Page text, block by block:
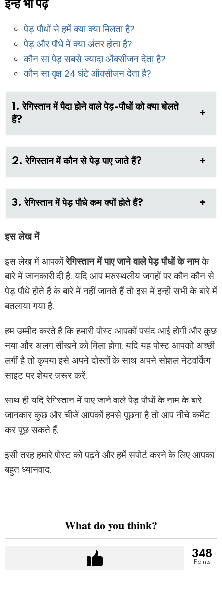
इन्हें भी पढ़े
पेड़ पौधों से हमें क्या क्या मिलता है?
पेड़ और पौधे में क्या अंतर होता है?
कौन सा पेड़ सबसे ज्यादा ऑक्सीजन देता है?
कौन सा वृक्ष 24 घंटे ऑक्सीजन देता है?
1. रेगिस्तान में पैदा होने वाले पेड़-पौधों को क्या बोलते
हैं?
2. रेगिस्तान में कौन से पेड़ पाए जाते हैं?
3. रेगिस्तान में पेड़ पौधे कम क्यों होते हैं?
इस लेख में
इस लेख में आपकोंरेगिस्तान में पाए जाने वाले पेड़ पौधों के नामके
बारे में जानकारी दी है. यदि आप मरुस्थलीय जगहों पर कौन कौन से
पेड़ पौधे होते हैं के बारे में नहीं जानते हैं तो इस में इन्ही सभी के बारे में
बतलाया गया है.
हम उम्मीद करते हैं कि हमारी पोस्ट आपकों पसंद आई होगी और कुछ
नया और अलग सीखने को मिला होगा. यदि यह पोस्ट आपको अच्छी
लगीं है तो कृपया इसे अपने दोस्तों के साथ अपने सोशल नेटवर्किंग
साइट पर शेयर जरूर करें.
साथ ही यदि रेगिस्तान में पाए जाने वाले पेड़ पौधों के नाम के बारे
जानकार कुछ और चीजें आपकों हमसे पूछना है तो आप नीचे कमेंट
कर पूछ सकते हैं.
इसी तरह हमारे पोस्ट को पढ़ने और हमें सपोर्ट करने के लिए आपका
बहुत ध्यानवाद.
What do you think?
348
Points